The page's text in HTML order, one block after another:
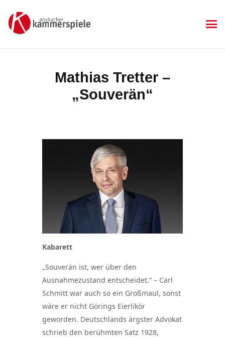
Mathias Tretter –
„Souverän“
KAMMERSPIELE
Aktuelles
Kartenkauf
Gastronomie
Sponsoren
Kontakt & Anfahrt
Impressum
Datenschutzerklärung
Kabarett
„Souverän ist, wer über den
Ausnahmezustand entscheidet.“ – Carl
Schmitt war auch so ein Großmaul, sonst
wäre er nicht Görings Eierlikör
geworden. Deutschlands ärgster Advokat
schrieb den berühmten Satz 1928,